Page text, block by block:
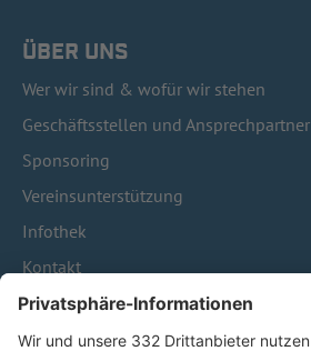
ÜBER UNS
Wer wir sind & wofür wir stehen
Geschäftsstellen und Ansprechpartner
Sponsoring
Vereinsunterstützung
Infothek
Kontakt
HÄUFIG BESUCHTE SEITEN